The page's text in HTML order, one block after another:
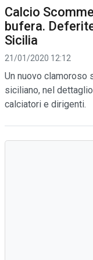
Calcio
bufera.
Sicilia
21/01/2020 12:12
Un nuovo clamoroso
siciliano, nel
calciatori e dirigenti.